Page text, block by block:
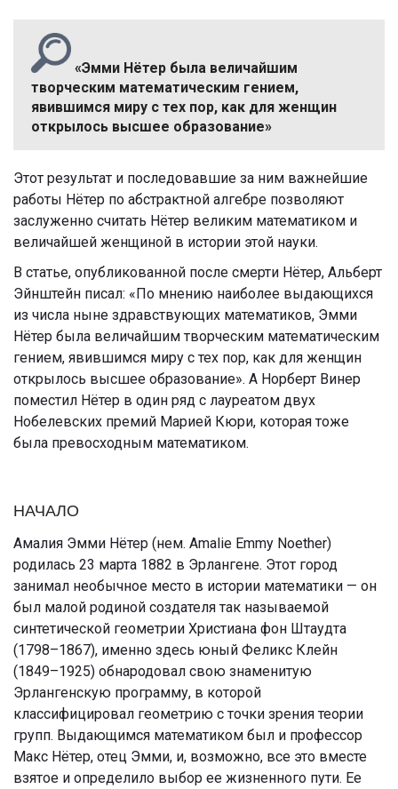
«Эмми Нётер была величайшим
творческим математическим гением,
явившимся миру с тех пор, как для женщин
открылось высшее образование»
Этот результат и последовавшие за ним важнейшие
работы Нётер по абстрактной алгебре позволяют
заслуженно считать Нётер великим математиком и
величайшей женщиной в истории этой науки.
В статье, опубликованной после смерти Нётер, Альберт
Эйнштейн писал: «По мнению наиболее выдающихся
из числа ныне здравствующих математиков, Эмми
Нётер была величайшим творческим математическим
гением, явившимся миру с тех пор, как для женщин
открылось высшее образование». А Норберт Винер
поместил Нётер в один ряд с лауреатом двух
Нобелевских премий Марией Кюри, которая тоже
была превосходным математиком.
НАЧАЛО
Амалия Эмми Нётер (нем. Amalie Emmy Noether)
родилась 23 марта 1882 в Эрлангене. Этот город
занимал необычное место в истории математики — он
был малой родиной создателя так называемой
синтетической геометрии Христиана фон Штаудта
(1798–1867), именно здесь юный Феликс Клейн
(1849–1925) обнародовал свою знаменитую
Эрлангенскую программу, в которой
классифицировал геометрию с точки зрения теории
групп. Выдающимся математиком был и профессор
Макс Нётер, отец Эмми, и, возможно, все это вместе
взятое и определило выбор ее жизненного пути. Ее